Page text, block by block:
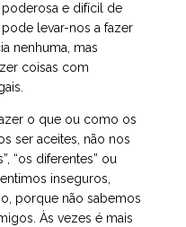
e difícil de
levar-nos a fazer
nenhuma, mas
coisas com
o que ou como os
ser aceites, não nos
“os diferentes” ou
inseguros,
porque não sabemos
Às vezes é mais